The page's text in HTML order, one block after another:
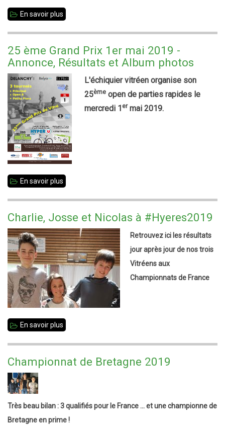
En savoir plus
fin
25 ème Grand Prix 1er mai 2019 -
Annonce, Résultats et Album photos
L'échiquier vitréen organise son
25ème open de parties rapides le
mercredi 1 ermai 2019.
En savoir plus
Grand
Prix
1er
mai
2019
-
Annonce,
Résultats
photos
Charlie, Josse et Nicolas à #Hyeres2019
Retrouvez ici les résultats
jour après jour de nos trois
Vitréens aux
Championnats de France
En savoir plus
et
#Hyeres2019
Championnat de Bretagne 2019
Très beau bilan : 3 qualifiés pour le France ... et une championne de
Bretagne en prime !